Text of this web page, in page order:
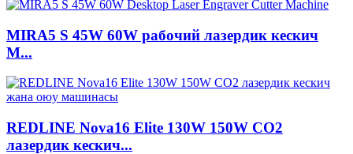
MIRA5 S 45W 60W рабочий лазердик кескич
M...
REDLINE Nova16 Elite 130W 150W CO2
лазердик кескич...